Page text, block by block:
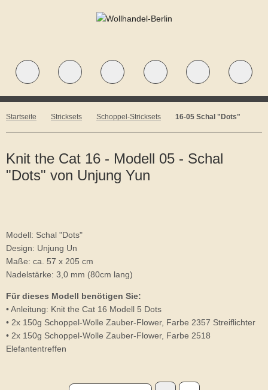
Startseite Stricksets Schoppel-Stricksets 16-05 Schal "Dots"
Knit the Cat 16 - Modell 05 - Schal
"Dots" von Unjung Yun
Modell: Schal "Dots"
Design: Unjung Un
Maße: ca. 57 x 205 cm
Nadelstärke: 3,0 mm (80cm lang)
Für dieses Modell benötigen Sie:
• Anleitung: Knit the Cat 16 Modell 5 Dots
• 2x 150g Schoppel-Wolle Zauber-Flower, Farbe 2357 Streiflichter
• 2x 150g Schoppel-Wolle Zauber-Flower, Farbe 2518
Elefantentreffen